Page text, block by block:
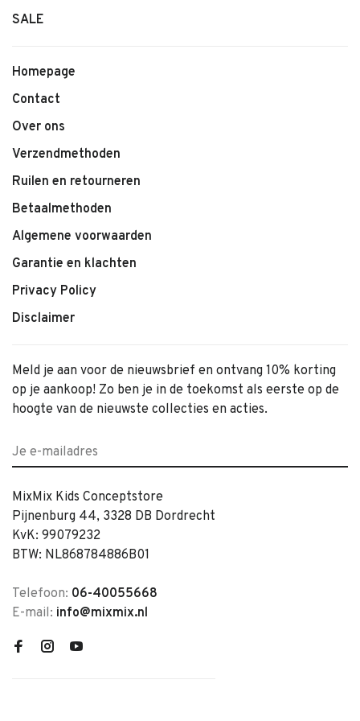
• Flame jersey T-shirt
• Comfortabele pasvorm
• Geschikt voor dagelijks gebruik
• Makkelijk te combineren
SALE
Homepage
Contact
Over ons
Verzendmethoden
Ruilen en retourneren
Betaalmethoden
Algemene voorwaarden
Garantie en klachten
Privacy Policy
Disclaimer
Meld je aan voor de nieuwsbrief en ontvang 10% korting
op je aankoop! Zo ben je in de toekomst als eerste op de
hoogte van de nieuwste collecties en acties.
MixMix Kids Conceptstore
Pijnenburg 44, 3328 DB Dordrecht
KvK: 99079232
BTW: NL868784886B01
Telefoon: 06-40055668
E-mail: info@mixmix.nl